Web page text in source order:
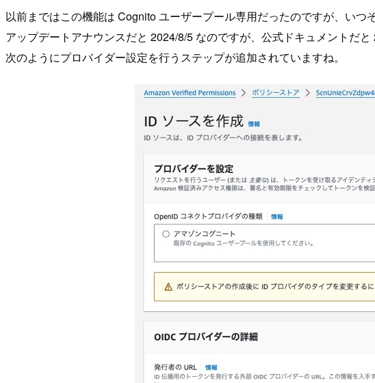
以前まではこの機能は Cognito ユーザープール専用だったのですが、いつ
アップデートアナウンスだと 2024/8/5 なのですが、公式ドキュメントだ
次のようにプロバイダー設定を行うステップが追加されていますね。